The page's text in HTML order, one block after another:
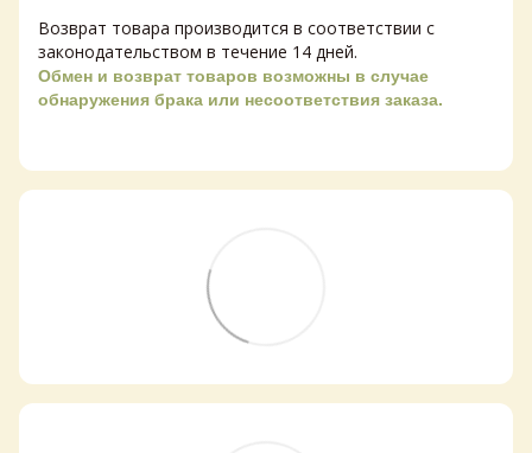
Возврат товара производится в соответствии с
законодательством в течение 14 дней.
Обмен и возврат товаров возможны в случае
обнаружения брака или несоответствия заказа.